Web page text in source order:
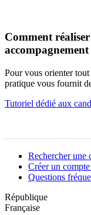
Comment
accompagnement
Pour vous orienter
pratique vous fournit
Tutoriel dédié aux
Rechercher une
Créer un
Questions
République
Française